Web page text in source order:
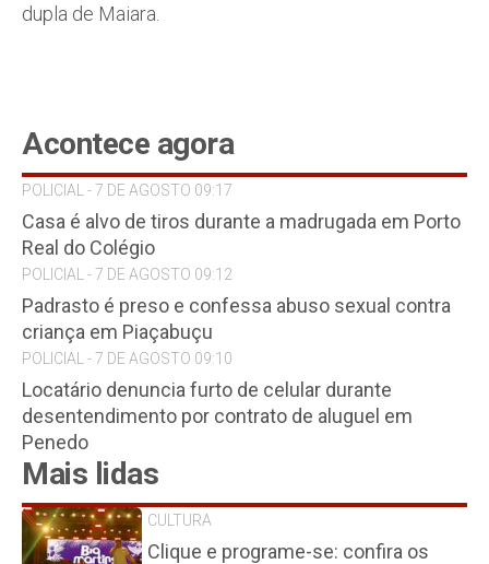
dupla de Maiara.
Acontece agora
POLICIAL - 7 DE AGOSTO 09:17
Casa é alvo de tiros durante a madrugada em Porto
Real do Colégio
POLICIAL - 7 DE AGOSTO 09:12
Padrasto é preso e confessa abuso sexual contra
criança em Piaçabuçu
POLICIAL - 7 DE AGOSTO 09:10
Locatário denuncia furto de celular durante
desentendimento por contrato de aluguel em
Penedo
Mais lidas
CULTURA
Clique e programe-se: confira os